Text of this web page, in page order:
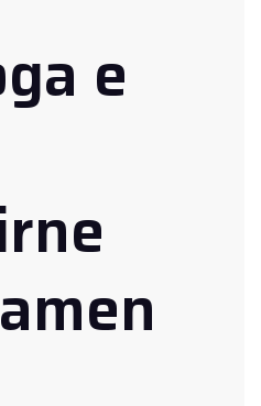
e